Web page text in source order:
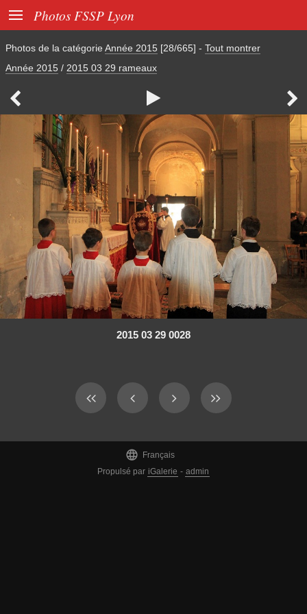
 Photos FSSP Lyon
Photos de la catégorie Année 2015 [28/665] - Tout montrer
Année 2015 / 2015 03 29 rameaux
  
2015 03 29 0028

Français
Propulsé par iGalerie - admin